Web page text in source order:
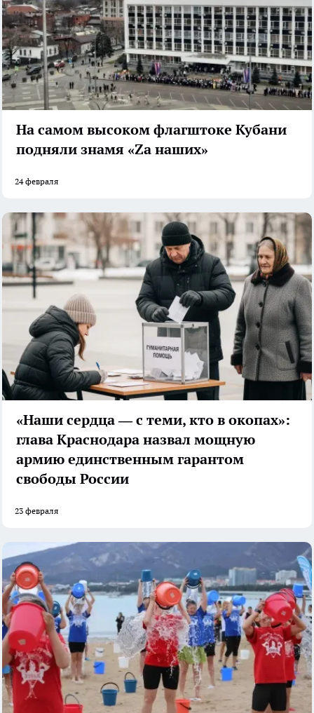
На самом высоком флагштоке Кубани
подняли знамя «Zа наших»
24 февраля
«Наши сердца — с теми, кто в окопах»:
глава Краснодара назвал мощную
армию единственным гарантом
свободы России
23 февраля